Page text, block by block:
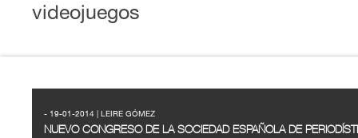
videojuegos
- 19-01-2014 | LEIRE GÓMEZ
NUEVO CONGRESO DE LA SOCIEDAD ESPAÑOLA DE